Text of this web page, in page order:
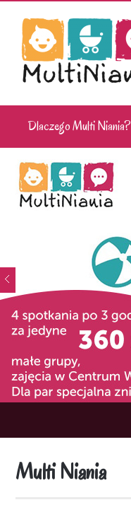
Dlaczego Multi Niania?
Multi Niania